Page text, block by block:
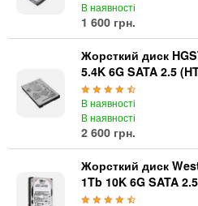
В наявності
1 600 грн.
Жорсткий диск
5.4K 6G SATA 2.5
В наявності
В наявності
2 600 грн.
Жорсткий диск
1Tb 10K 6G SATA